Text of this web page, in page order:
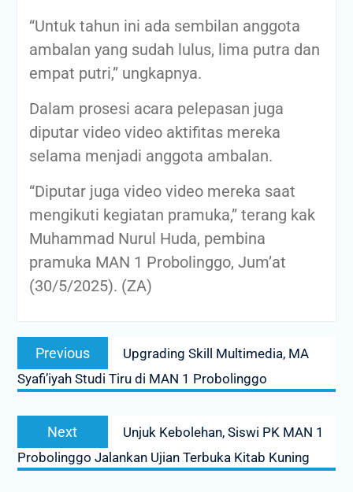
“Untuk tahun ini ada sembilan anggota
ambalan yang sudah lulus, lima putra dan
empat putri,” ungkapnya.
Dalam prosesi acara pelepasan juga
diputar video video aktifitas mereka
selama menjadi anggota ambalan.
“Diputar juga video video mereka saat
mengikuti kegiatan pramuka,” terang kak
Muhammad Nurul Huda, pembina
pramuka MAN 1 Probolinggo, Jum’at
(30/5/2025). (ZA)
Post
navigation
Previous
Previous
post:
Upgrading Skill Multimedia, MA
Syafi’iyah Studi Tiru di MAN 1 Probolinggo
Next
Next
post:
Unjuk Kebolehan, Siswi PK MAN 1
Probolinggo Jalankan Ujian Terbuka Kitab Kuning